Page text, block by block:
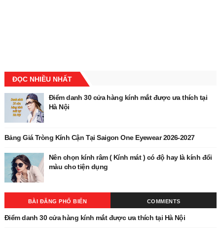
ĐỌC NHIỀU NHẤT
Điểm danh 30 cửa hàng kính mắt được ưa thích tại
Hà Nội
Bảng Giá Tròng Kính Cận Tại Saigon One Eyewear 2026-2027
Nên chọn kính râm ( Kính mát ) có độ hay là kính đổi
màu cho tiện dụng
BÀI ĐĂNG PHỔ BIẾN COMMENTS
Điểm danh 30 cửa hàng kính mắt được ưa thích tại Hà Nội